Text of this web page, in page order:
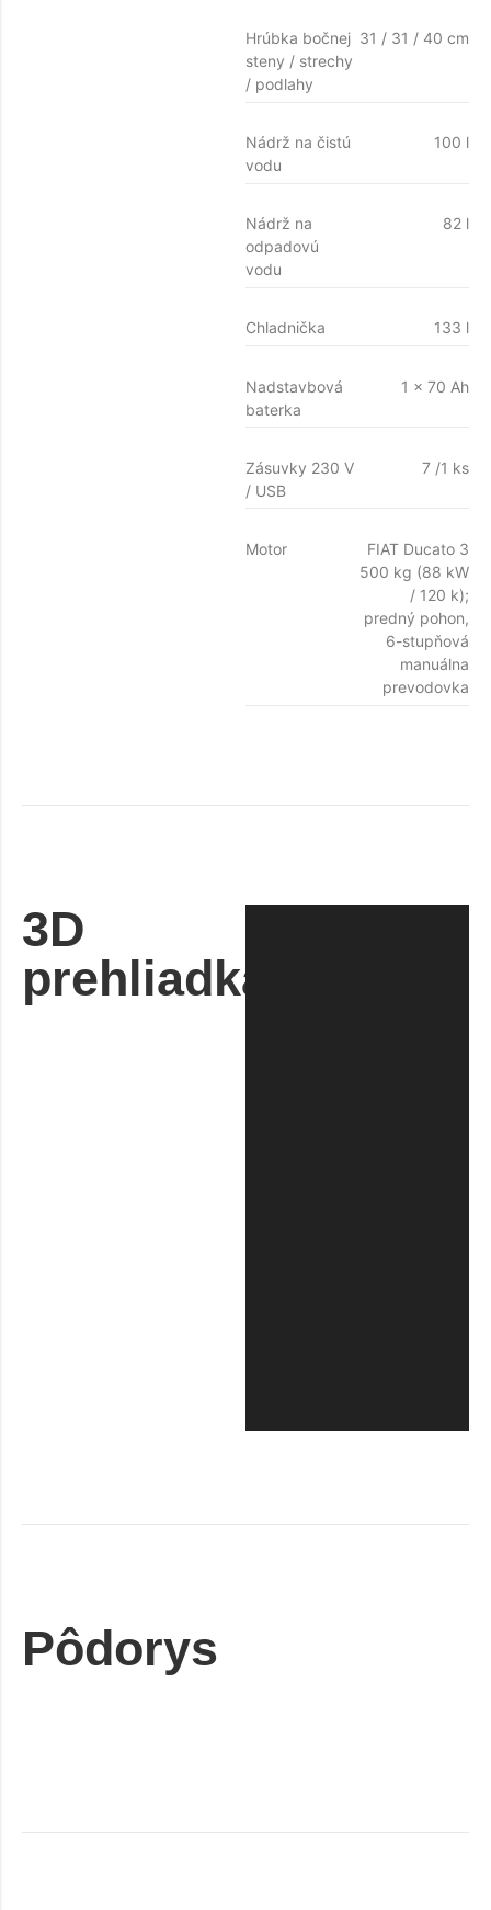
Hrúbka bočnej
steny / strechy
/ podlahy
31 / 31 / 40 cm
Nádrž na čistú
vodu
100 l
Nádrž na
odpadovú
vodu
82 l
Chladnička 133 l
Nadstavbová
baterka
1 x 70 Ah
Zásuvky 230 V
/ USB
7 /1 ks
Motor
FIAT Ducato 3
500 kg (88 kW
/ 120 k);
predný pohon,
6-stupňová
manuálna
prevodovka
3D
prehliadka
Pôdorys